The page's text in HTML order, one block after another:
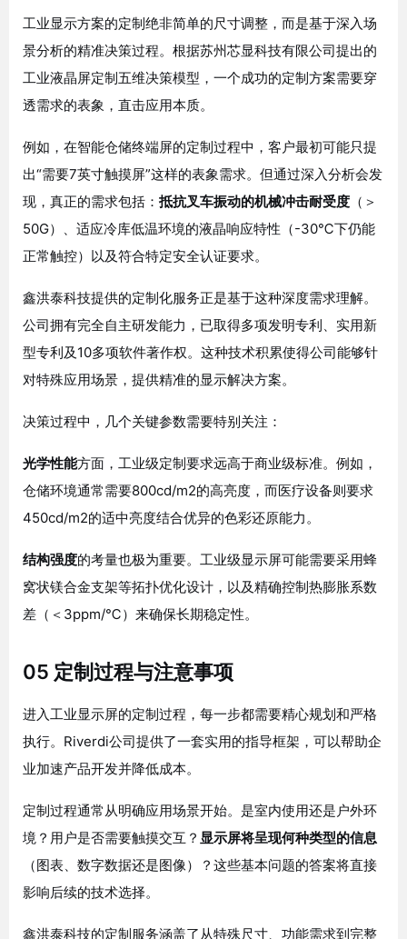
工业显示方案的定制绝非简单的尺寸调整，而是基于深入场
景分析的精准决策过程。根据苏州芯显科技有限公司提出的
工业液晶屏定制五维决策模型，一个成功的定制方案需要穿
透需求的表象，直击应用本质。
例如，在智能仓储终端屏的定制过程中，客户最初可能只提
出“需要7英寸触摸屏”这样的表象需求。但通过深入分析会发
现，真正的需求包括： 抵抗叉车振动的机械冲击耐受度 （＞
50G）、适应冷库低温环境的液晶响应特性（-30℃下仍能
正常触控）以及符合特定安全认证要求。
鑫洪泰科技提供的定制化服务正是基于这种深度需求理解。
公司拥有完全自主研发能力，已取得多项发明专利、实用新
型专利及10多项软件著作权。这种技术积累使得公司能够针
对特殊应用场景，提供精准的显示解决方案。
决策过程中，几个关键参数需要特别关注：
光学性能方面，工业级定制要求远高于商业级标准。例如，
仓储环境通常需要800cd/m2的高亮度，而医疗设备则要求
450cd/m2的适中亮度结合优异的色彩还原能力。
结构强度的考量也极为重要。工业级显示屏可能需要采用蜂
窝状镁合金支架等拓扑优化设计，以及精确控制热膨胀系数
差（＜3ppm/℃）来确保长期稳定性。
05 定制过程与注意事项
进入工业显示屏的定制过程，每一步都需要精心规划和严格
执行。Riverdi公司提供了一套实用的指导框架，可以帮助企
业加速产品开发并降低成本。
定制过程通常从明确应用场景开始。是室内使用还是户外环
境？用户是否需要触摸交互？ 显示屏将呈现何种类型的信息
（图表、数字数据还是图像）？这些基本问题的答案将直接
影响后续的技术选择。
鑫洪泰科技的定制服务涵盖了从特殊尺寸、功能需求到完整